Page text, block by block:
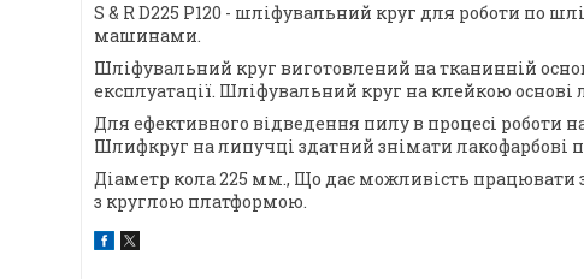
S & R D225 P120 - шліфувальний круг для роботи по
машинами.
Шліфувальний круг виготовлений на тканинній
експлуатації. Шліфувальний круг на клейкою
Для ефективного відведення пилу в процесі роботи
Шлифкруг на липучці здатний знімати лакофарбові
Діаметр кола 225 мм., Що дає можливість
з круглою платформою.